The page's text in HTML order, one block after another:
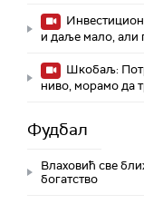
и даље мало, али
Шкобаљ:
ниво, морамо да
Фудбал
Влаховић све
богатство